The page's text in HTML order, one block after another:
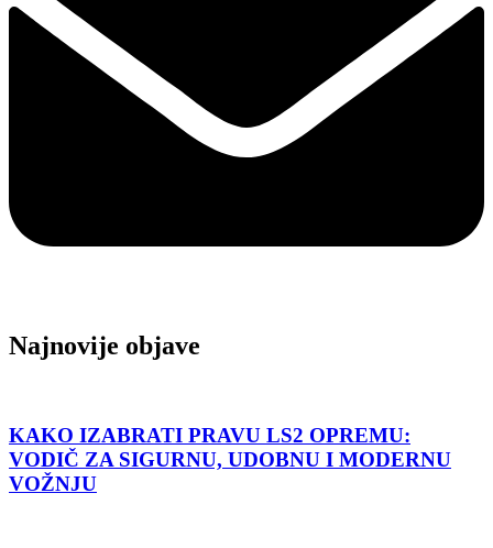
Najnovije objave
KAKO IZABRATI PRAVU LS2 OPREMU:
VODIČ ZA SIGURNU, UDOBNU I MODERNU
VOŽNJU